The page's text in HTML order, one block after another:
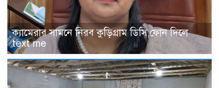
‎ক্যামেরার সামনে নিরব কুড়িগ্রাম ডিসি,ফোন দিলে
text me